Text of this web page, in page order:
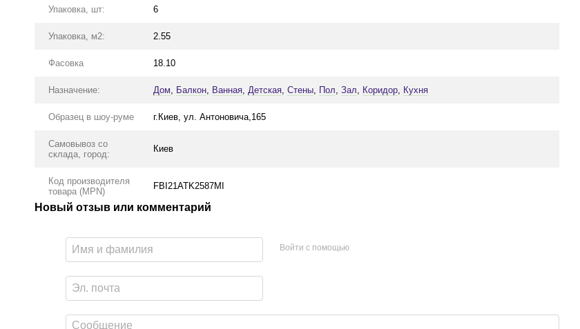
Упаковка, шт: 6
Упаковка, м2: 2.55
Фасовка 18.10
Назначение: Дом, Балкон, Ванная, Детская, Стены, Пол, Зал, Коридор, Кухня
Образец в шоу-руме г.Киев, ул. Антоновича,165
Самовывоз со
склада, город:
Киев
Код производителя
товара (MPN)
FBI21ATK2587MI
Новый отзыв или комментарий
Войти с помощью